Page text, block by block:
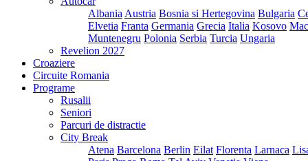
Albania Austria Bosnia si Hertegovina Bulgaria
Elvetia Franta Germania Grecia Italia Kosovo
Muntenegru Polonia Serbia Turcia Ungaria
Revelion 2027
Croaziere
Circuite Romania
Programe
Rusalii
Seniori
Parcuri de distractie
City Break
Atena Barcelona Berlin Eilat Florenta Larnaca